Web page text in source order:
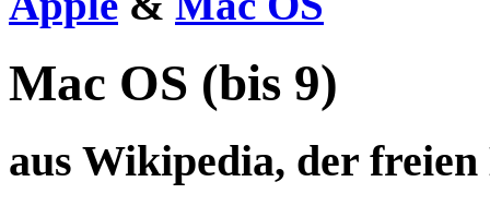
Mac OS (bis 9)
aus Wikipedia, der